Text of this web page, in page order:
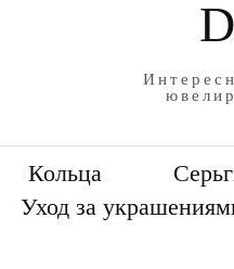
Кольца
Уход за